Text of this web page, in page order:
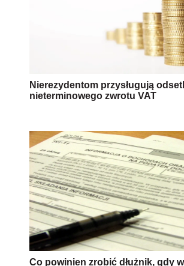
Nierezydentom przysługują
nieterminowego zwrotu VAT
Co powinien zrobić dłużnik, gdy